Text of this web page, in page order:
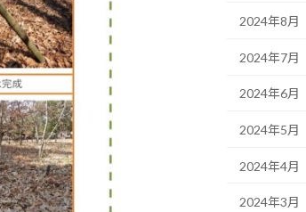
2024年8月
2024年7月
2024年6月
2024年5月
2024年4月
2024年3月